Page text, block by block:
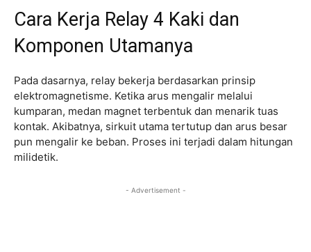
Cara Kerja Relay 4 Kaki dan
Komponen Utamanya
Pada dasarnya, relay bekerja berdasarkan prinsip
elektromagnetisme. Ketika arus mengalir melalui
kumparan, medan magnet terbentuk dan menarik tuas
kontak. Akibatnya, sirkuit utama tertutup dan arus besar
pun mengalir ke beban. Proses ini terjadi dalam hitungan
milidetik.
- Advertisement -